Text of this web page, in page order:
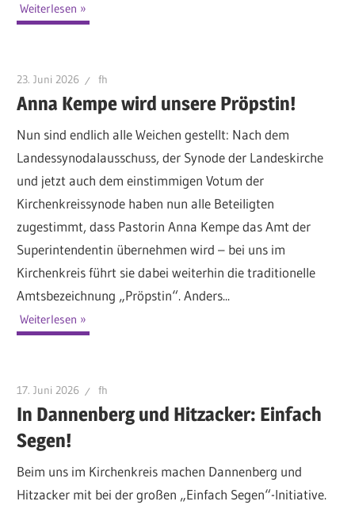
Weiterlesen
23. Juni 2026 fh
Anna Kempe wird unsere Pröpstin!
Nun sind endlich alle Weichen gestellt: Nach dem
Landessynodalausschuss, der Synode der Landeskirche
und jetzt auch dem einstimmigen Votum der
Kirchenkreissynode haben nun alle Beteiligten
zugestimmt, dass Pastorin Anna Kempe das Amt der
Superintendentin übernehmen wird – bei uns im
Kirchenkreis führt sie dabei weiterhin die traditionelle
Amtsbezeichnung „Pröpstin“. Anders...
Weiterlesen
17. Juni 2026 fh
In Dannenberg und Hitzacker: Einfach
Segen!
Beim uns im Kirchenkreis machen Dannenberg und
Hitzacker mit bei der großen „Einfach Segen“-Initiative.